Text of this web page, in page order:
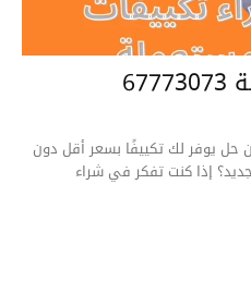
يوفر لك تكييفًا بسعر أقل دون